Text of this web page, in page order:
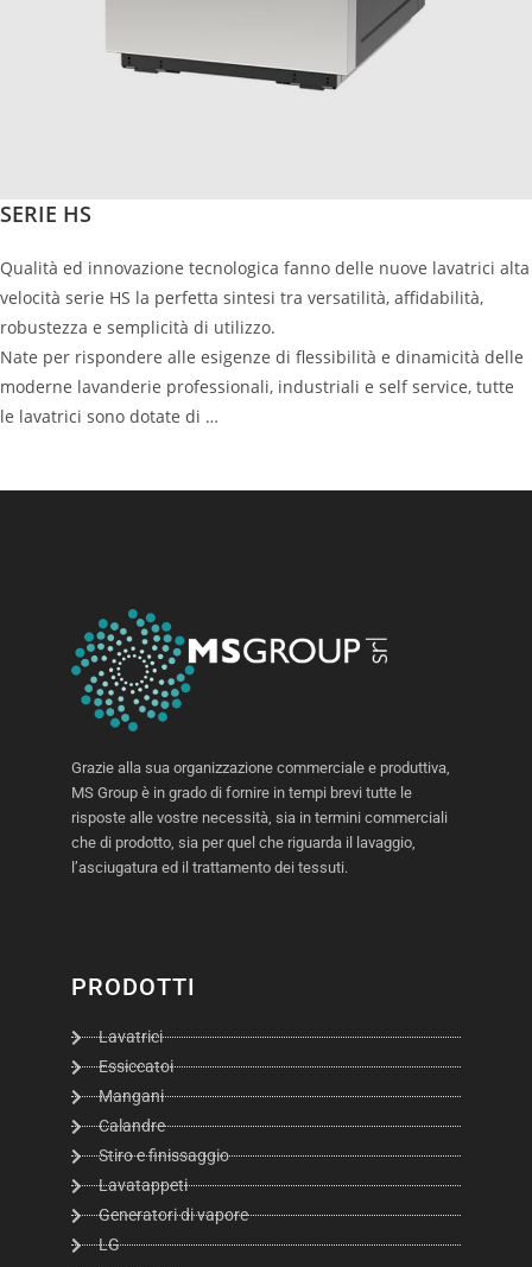
SERIE HS
Qualità ed innovazione tecnologica fanno delle nuove lavatrici alta
velocità serie HS la perfetta sintesi tra versatilità, affidabilità,
robustezza e semplicità di utilizzo.
Nate per rispondere alle esigenze di flessibilità e dinamicità delle
moderne lavanderie professionali, industriali e self service, tutte
le lavatrici sono dotate di …
Grazie alla sua organizzazione commerciale e produttiva,
MS Group è in grado di fornire in tempi brevi tutte le
risposte alle vostre necessità, sia in termini commerciali
che di prodotto, sia per quel che riguarda il lavaggio,
l’asciugatura ed il trattamento dei tessuti.
PRODOTTI
Lavatrici
Essiccatoi
Mangani
Calandre
Stiro e finissaggio
Lavatappeti
Generatori di vapore
LG